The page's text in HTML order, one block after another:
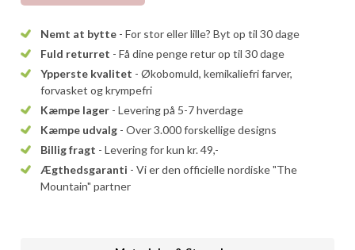
Nemt at bytte - For stor eller lille? Byt op til 30 dage
Fuld returret - Få dine penge retur op til 30 dage
Ypperste kvalitet - Økobomuld, kemikaliefri farver,
forvasket og krympefri
Kæmpe lager - Levering på 5-7 hverdage
Kæmpe udvalg - Over 3.000 forskellige designs
Billig fragt - Levering for kun kr. 49,-
Ægthedsgaranti - Vi er den officielle nordiske "The
Mountain" partner